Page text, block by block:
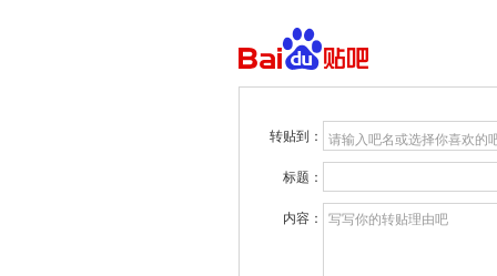
转贴到： 请输入吧名或选择你喜欢的
标题：
内容： 写写你的转贴理由吧